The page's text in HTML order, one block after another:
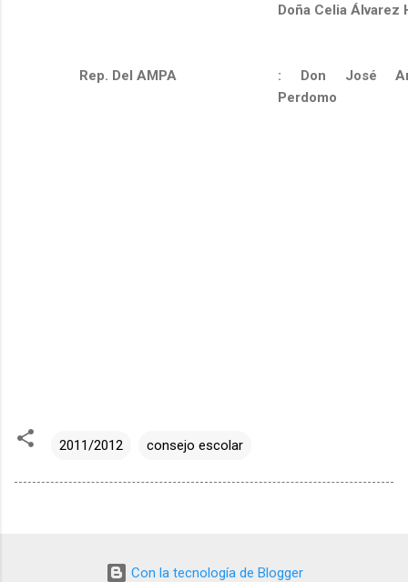
Doña Celia Álvarez
Rep. Del AMPA
: Don José
Perdomo
2011/2012 consejo escolar
Con la tecnología de Blogger